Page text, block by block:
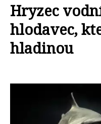
Hryzec
hlodavec,
hladinou